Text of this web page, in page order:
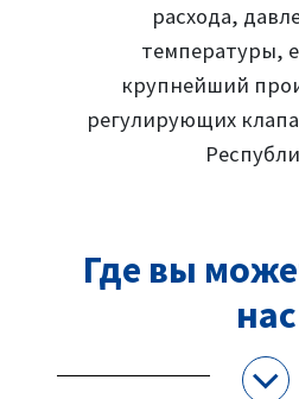
расхода,
температуры,
крупнейший
регулирующих
Где вы
нас